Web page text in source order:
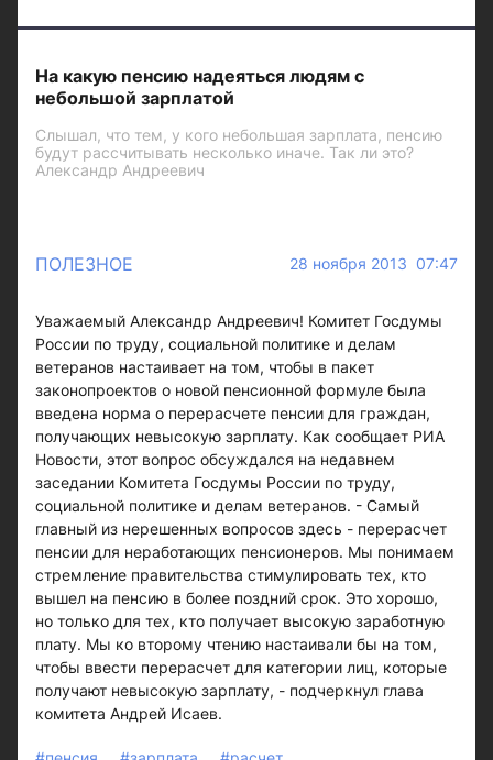
На какую пенсию надеяться людям с
небольшой зарплатой
Слышал, что тем, у кого небольшая зарплата, пенсию
будут рассчитывать несколько иначе. Так ли это?
Александр Андреевич
ПОЛЕЗНОЕ 28 ноября 2013 07:47
Уважаемый Александр Андреевич! Комитет Госдумы
России по труду, социальной политике и делам
ветеранов настаивает на том, чтобы в пакет
законопроектов о новой пенсионной формуле была
введена норма о перерасчете пенсии для граждан,
получающих невысокую зарплату. Как сообщает РИА
Новости, этот вопрос обсуждался на недавнем
заседании Комитета Госдумы России по труду,
социальной политике и делам ветеранов. - Самый
главный из нерешенных вопросов здесь - перерасчет
пенсии для неработающих пенсионеров. Мы понимаем
стремление правительства стимулировать тех, кто
вышел на пенсию в более поздний срок. Это хорошо,
но только для тех, кто получает высокую заработную
плату. Мы ко второму чтению настаивали бы на том,
чтобы ввести перерасчет для категории лиц, которые
получают невысокую зарплату, - подчеркнул глава
комитета Андрей Исаев.